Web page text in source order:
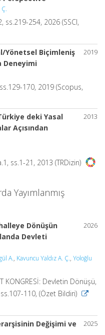
ss.219-254, 2026 (SSCI,
2019
Yönetsel Biçimleniş
Deneyimi
170, 2019 (Scopus,
2013
deki Yasal
Açısından
ss.1-21, 2013 (TRDizin)
Yayımlanmış
2026
Dönüşün
Devleti
A., Kavuncu Yaldız A. Ç., Yoloğlu
KONGRESİ: Devletin Dönüşü,
110, (Özet Bildiri)
2025
Değişimi ve